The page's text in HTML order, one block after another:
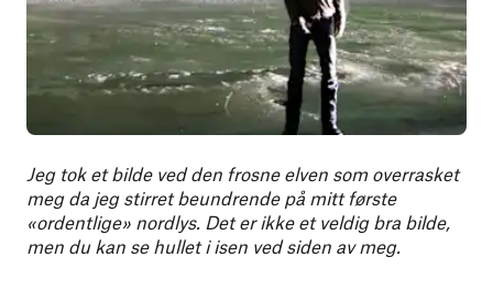
Jeg tok et bilde ved den frosne elven som overrasket
meg da jeg stirret beundrende på mitt første
«ordentlige» nordlys. Det er ikke et veldig bra bilde,
men du kan se hullet i isen ved siden av meg.